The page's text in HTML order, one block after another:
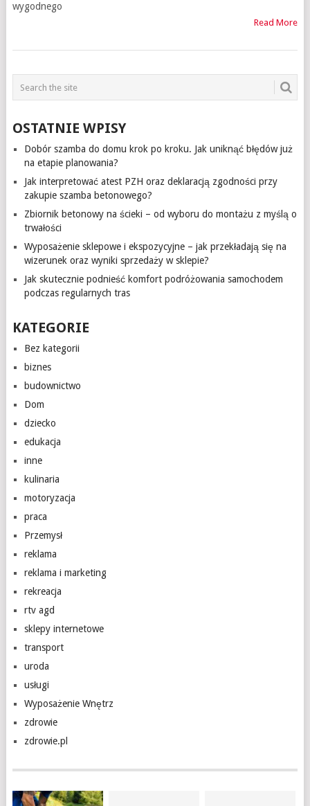
wygodnego
Read More
OSTATNIE WPISY
Dobór szamba do domu krok po kroku. Jak uniknąć błędów już
na etapie planowania?
Jak interpretować atest PZH oraz deklaracją zgodności przy
zakupie szamba betonowego?
Zbiornik betonowy na ścieki – od wyboru do montażu z myślą o
trwałości
Wyposażenie sklepowe i ekspozycyjne – jak przekładają się na
wizerunek oraz wyniki sprzedaży w sklepie?
Jak skutecznie podnieść komfort podróżowania samochodem
podczas regularnych tras
KATEGORIE
Bez kategorii
biznes
budownictwo
Dom
dziecko
edukacja
inne
kulinaria
motoryzacja
praca
Przemysł
reklama
reklama i marketing
rekreacja
rtv agd
sklepy internetowe
transport
uroda
usługi
Wyposażenie Wnętrz
zdrowie
zdrowie.pl